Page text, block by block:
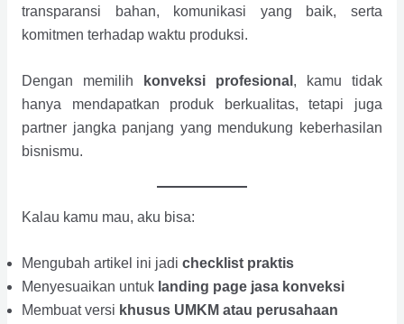
transparansi bahan, komunikasi yang baik, serta
komitmen terhadap waktu produksi.
Dengan memilih konveksi profesional , kamu tidak
hanya mendapatkan produk berkualitas, tetapi juga
partner jangka panjang yang mendukung keberhasilan
bisnismu.
Kalau kamu mau, aku bisa:
Mengubah artikel ini jadi checklist praktis
Menyesuaikan untuk landing page jasa konveksi
Membuat versi khusus UMKM atau perusahaan